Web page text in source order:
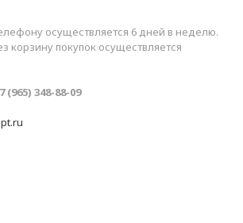
осуществляется 6 дней в неделю.
корзину покупок осуществляется
(965) 348-88-09